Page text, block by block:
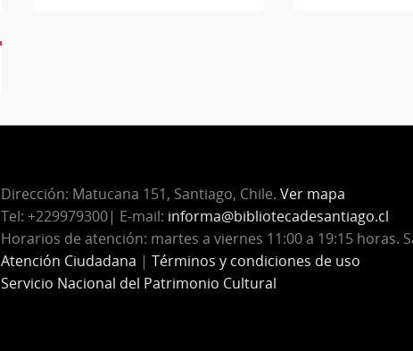
Dirección: Matucana 151, Santiago, Chile. Ver mapa
Tel: +229979300| E-mail: informa@bibliotecadesantiago.cl
Horarios de atención: martes a viernes 11:00 a 19:15 horas.
Atención Ciudadana | Términos y condiciones de uso
Servicio Nacional del Patrimonio Cultural